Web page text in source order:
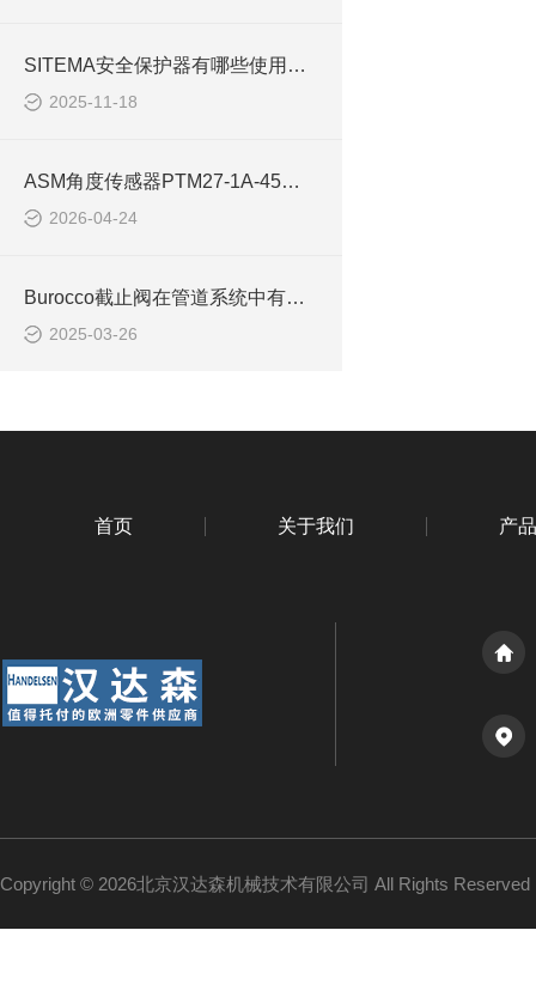
SITEMA安全保护器有哪些使用注意事项
2025-11-18
ASM角度传感器PTM27-1A-45用于工程机械平台调平
2026-04-24
Burocco截止阀在管道系统中有哪些作用
2025-03-26
首页 关于我们 产
Copyright © 2026北京汉达森机械技术有限公司 All Rights